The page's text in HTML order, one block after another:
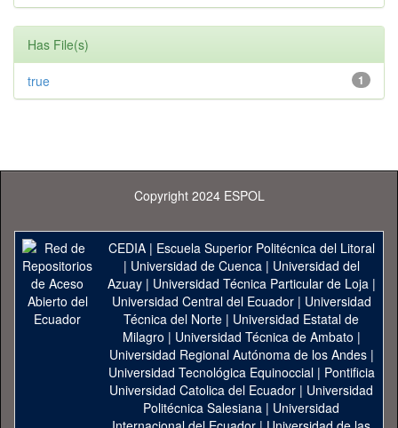
Has File(s)
1
true
Copyright 2024 ESPOL
CEDIA| Escuela Superior Politécnica del Litoral
| Universidad de Cuenca| Universidad del
Azuay| Universidad Técnica Particular de Loja|
Universidad Central del Ecuador| Universidad
Técnica del Norte | Universidad Estatal de
Milagro | Universidad Técnica de Ambato |
Universidad Regional Autónoma de los Andes|
Universidad Tecnológica Equinoccial| Pontificia
Universidad Catolica del Ecuador | Universidad
Politécnica Salesiana | Universidad